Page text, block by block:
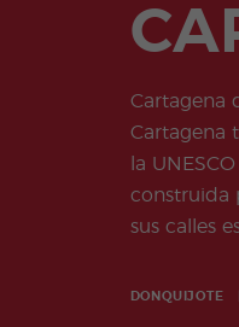
Cartagena
Cartagena
la
construida
sus calles
DONQUIJOTE